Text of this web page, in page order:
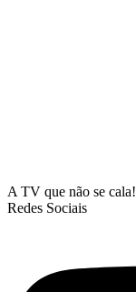
A TV que não se cala!
Redes Sociais